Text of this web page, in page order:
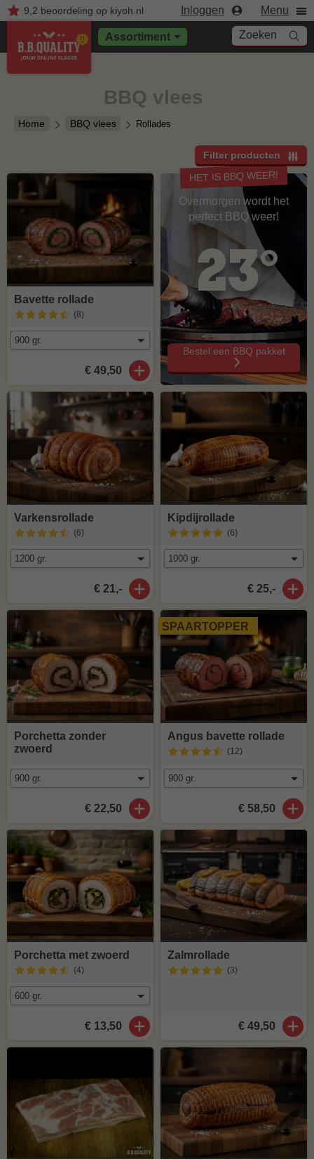
9,2 beoordelingop kiyoh.nl Inloggen Menu
Assortiment Zoeken
Home BBQ vlees Rollades
BBQ vlees
Filter producten
Bavette rollade
(8)
€ 49,50
Varkensrollade
(6)
€ 21,-
Kipdijrollade
(6)
€ 25,-
SPAARTOPPER
Angus bavette rollade
(12)
€ 58,50
Porchetta met zwoerd
(4)
€ 13,50
Zalmrollade
(3)
€ 49,50
Porchetta zonder
zwoerd
€ 22,50
HET IS BBQ WEER!
Overmorgen wordt het
perfect BBQ weer!
23°
Bestel een BBQ pakket